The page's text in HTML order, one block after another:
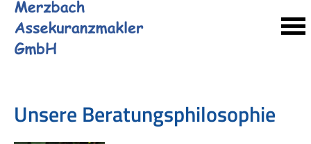
Unsere Beratungsphilosophie